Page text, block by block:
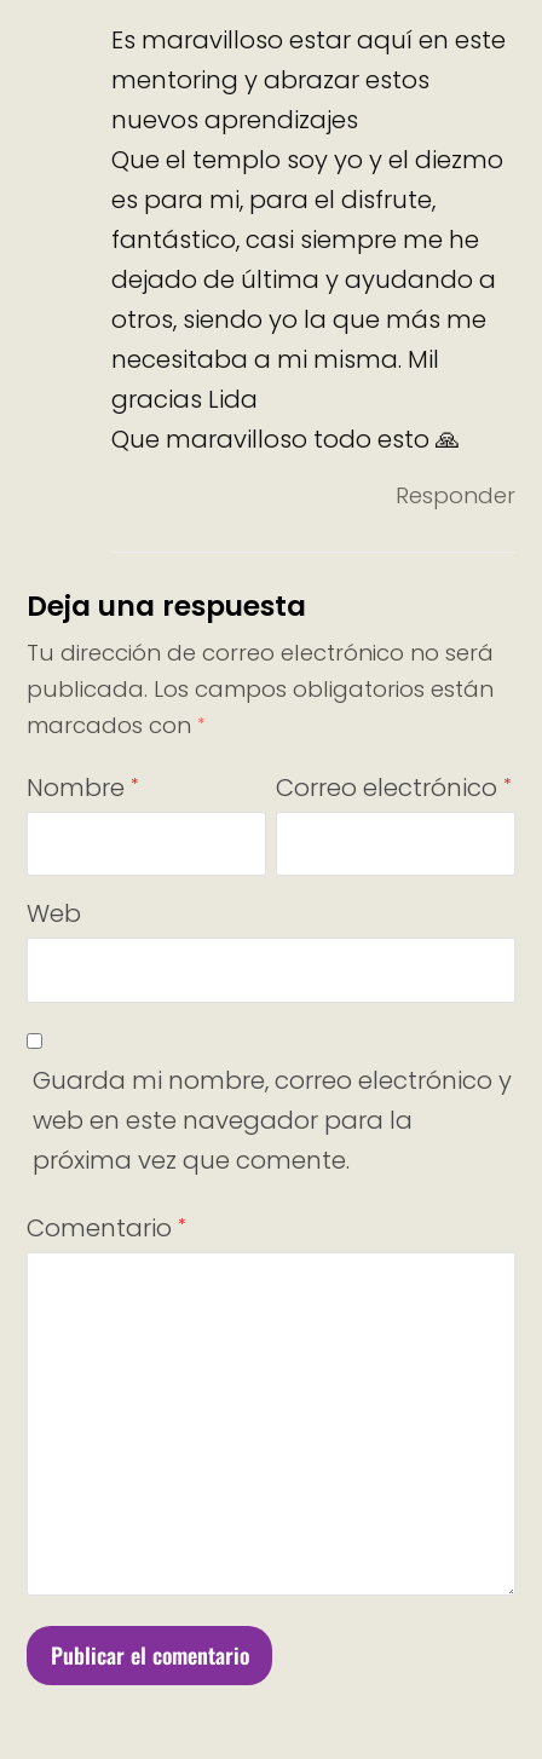
Es maravilloso estar aquí en este
mentoring y abrazar estos
nuevos aprendizajes
Que el templo soy yo y el diezmo
es para mi, para el disfrute,
fantástico, casi siempre me he
dejado de última y ayudando a
otros, siendo yo la que más me
necesitaba a mi misma. Mil
gracias Lida
Que maravilloso todo esto 🙏
Responder
Deja una respuesta
Tu dirección de correo electrónico no será
publicada. Los campos obligatorios están
marcados con *
Nombre * Correo electrónico *
Web
Guarda mi nombre, correo electrónico y
web en este navegador para la
próxima vez que comente.
Comentario *